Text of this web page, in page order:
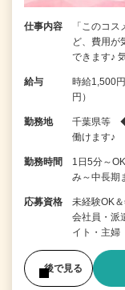
仕事内容
「このコ
ど、費用が
できます♪
給与
時給1,500
円）
勤務地
千葉県等 ◆
働けます♪
勤務時間
1日5分～
み～中長期
応募資格
未経験OK
会社員・派
イト・主婦
後で見る